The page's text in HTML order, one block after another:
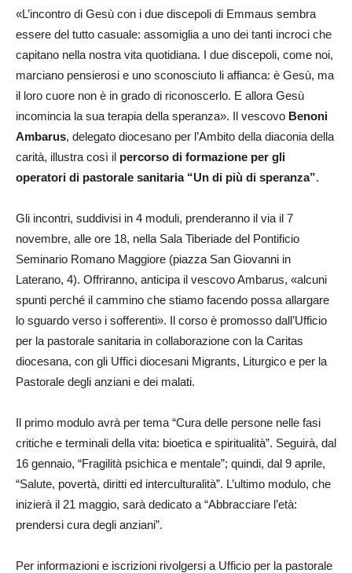
«L’incontro di Gesù con i due discepoli di Emmaus sembra
essere del tutto casuale: assomiglia a uno dei tanti incroci che
capitano nella nostra vita quotidiana. I due discepoli, come noi,
marciano pensierosi e uno sconosciuto li affianca: è Gesù, ma
il loro cuore non è in grado di riconoscerlo. E allora Gesù
incomincia la sua terapia della speranza». Il vescovo Benoni
Ambarus, delegato diocesano per l’Ambito della diaconia della
carità, illustra così il percorso di formazione per gli
operatori di pastorale sanitaria “Un di più di speranza”.
Gli incontri, suddivisi in 4 moduli, prenderanno il via il 7
novembre, alle ore 18, nella Sala Tiberiade del Pontificio
Seminario Romano Maggiore (piazza San Giovanni in
Laterano, 4). Offriranno, anticipa il vescovo Ambarus, «alcuni
spunti perché il cammino che stiamo facendo possa allargare
lo sguardo verso i sofferenti». Il corso è promosso dall’Ufficio
per la pastorale sanitaria in collaborazione con la Caritas
diocesana, con gli Uffici diocesani Migrants, Liturgico e per la
Pastorale degli anziani e dei malati.
Il primo modulo avrà per tema “Cura delle persone nelle fasi
critiche e terminali della vita: bioetica e spiritualità”. Seguirà, dal
16 gennaio, “Fragilità psichica e mentale”; quindi, dal 9 aprile,
“Salute, povertà, diritti ed interculturalità”. L’ultimo modulo, che
inizierà il 21 maggio, sarà dedicato a “Abbracciare l’età:
prendersi cura degli anziani”.
Per informazioni e iscrizioni rivolgersi a Ufficio per la pastorale